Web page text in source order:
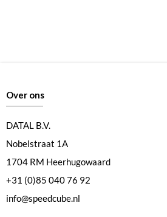
Over ons
DATAL B.V.
Nobelstraat 1A
1704 RM Heerhugowaard
+31 (0)85 040 76 92
info@speedcube.nl